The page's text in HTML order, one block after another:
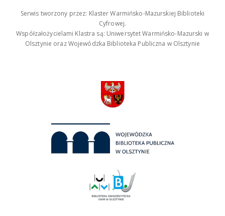
Serwis tworzony przez: Klaster Warmińsko-Mazurskiej Biblioteki
Cyfrowej.
Współzałożycielami Klastra są: Uniwersytet Warmińsko-Mazurski w
Olsztynie oraz Wojewódzka Biblioteka Publiczna w Olsztynie